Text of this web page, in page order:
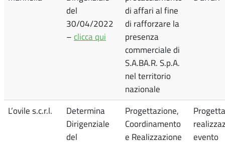
del
30/04/2022
– clicca qui
di affari al fine
di rafforzare la
presenza
commerciale di
S.A.BA.R. S.p.A.
nel territorio
nazionale
L’ovile s.c.r.l.
Determina
Dirigenziale
del
Progettazione,
Coordinamento
e Realizzazione
evento